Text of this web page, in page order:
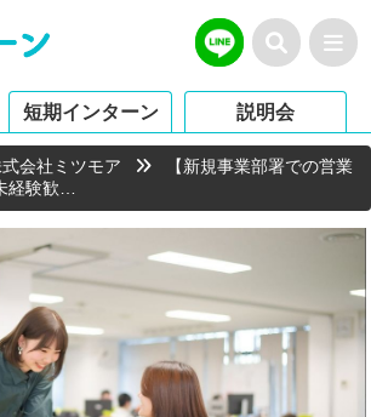
短期インターン 説明会
会社ミツモア
【新規事業部署での営業
経験歓…